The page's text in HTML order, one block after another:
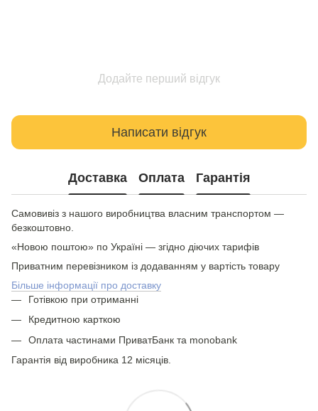
Додайте перший відгук
Написати відгук
Доставка Оплата Гарантія
Самовивіз з нашого виробництва власним транспортом —
безкоштовно.
«Новою поштою» по Україні — згідно діючих тарифів
Приватним перевізником із додаванням у вартість товару
Більше інформації про доставку
Готівкою при отриманні
Кредитною карткою
Оплата частинами ПриватБанк та monobank
Гарантія від виробника 12 місяців.